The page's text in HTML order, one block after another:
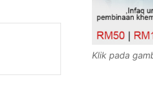
Petrol
Klik pada